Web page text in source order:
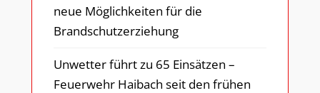
neue Möglichkeiten für die
Brandschutzerziehung
Unwetter führt zu 65 Einsätzen –
Feuerwehr Haibach seit den frühen